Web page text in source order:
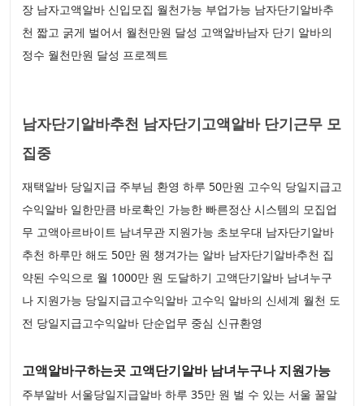
장 남자고액알바 신입모집 월천가능 부업가능 남자단기알바추
천 짧고 굵게 벌어서 월천만원 달성 고액알바남자 단기 알바의
정수 월천만원 달성 프로젝트
남자단기알바추천 남자단기고액알바 단기근무 모
집중
재택알바 당일지급 주부님 환영 하루 50만원 고수익 당일지급고
수익알바 일한만큼 바로확인 가능한 빠른정산 시스템의 모집업
무 고액아르바이트 남녀무관 지원가능 초보우대 남자단기알바
추천 하루만 해도 50만 원 챙겨가는 알바 남자단기알바추천 집
약된 수익으로 월 1000만 원 도달하기 고액단기알바 남녀누구
나 지원가능 당일지급고수익알바 고수익 알바의 신세계 월천 도
전 당일지급고수익알바 단순업무 중심 신규환영
고액알바구하는곳 고액단기알바 남녀누구나 지원가능
주부알바 서울당일지급알바 하루 35만 원 벌 수 있는 서울 꿀알